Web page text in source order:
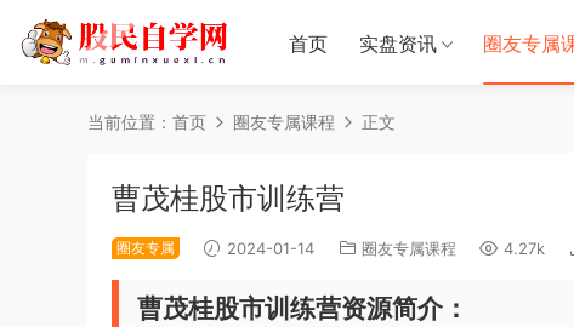
首页 实盘资讯 圈友专属
当前位置： 首页 圈友专属课程 正文
曹茂桂股市训练营
圈友专属 2024-01-14 圈友专属课程 4.27k
曹茂桂股市训练营资源简介：